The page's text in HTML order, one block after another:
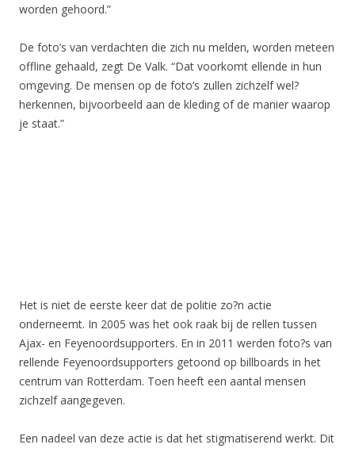
worden gehoord.”
De foto’s van verdachten die zich nu melden, worden meteen
offline gehaald, zegt De Valk. “Dat voorkomt ellende in hun
omgeving. De mensen op de foto’s zullen zichzelf wel?
herkennen, bijvoorbeeld aan de kleding of de manier waarop
je staat.”
Het is niet de eerste keer dat de politie zo?n actie
onderneemt. In 2005 was het ook raak bij de rellen tussen
Ajax- en Feyenoordsupporters. En in 2011 werden foto?s van
rellende Feyenoordsupporters getoond op billboards in het
centrum van Rotterdam. Toen heeft een aantal mensen
zichzelf aangegeven.
Een nadeel van deze actie is dat het stigmatiserend werkt. Dit